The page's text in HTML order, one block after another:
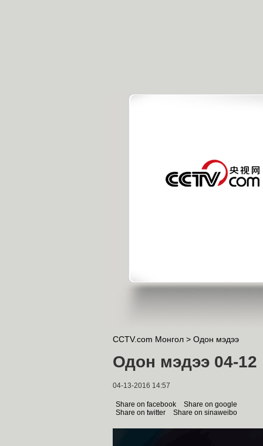
CCTV.com Монгол > Одон мэдээ
Одон мэдээ 04-12
04-13-2016 14:57
Share on facebook
Share on google
Share on twitter
Share on sinaweibo